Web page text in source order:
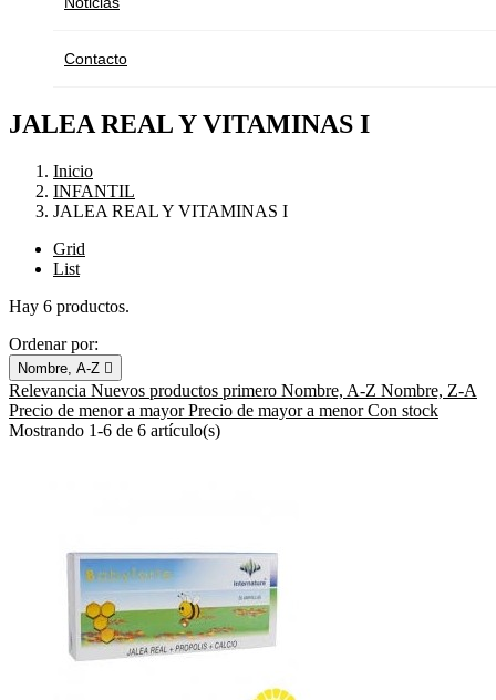
Contacto
JALEA REAL Y VITAMINAS I
Inicio
INFANTIL
JALEA REAL Y VITAMINAS I
Grid
List
Hay 6 productos.
Ordenar por:
Nombre, A-Z 
Relevancia Nuevos productos primero Nombre, A-Z Nombre, Z-A
Precio de menor a mayorPrecio de mayor a menorCon stock
Mostrando 1-6 de 6 artículo(s)